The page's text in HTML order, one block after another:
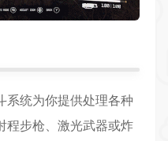
系统为你提供处理各种
程步枪、激光武器或炸